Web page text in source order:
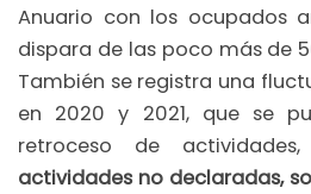
Anuario con los ocupados
dispara de las poco más de
También se registra una
en 2020 y 2021, que se
retroceso de actividades,
actividades no declaradas,